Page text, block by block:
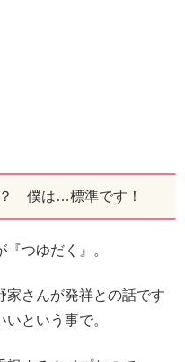
？ 僕は…標準です！
つゆだく』。
家さんが発祥との話です
という事で。